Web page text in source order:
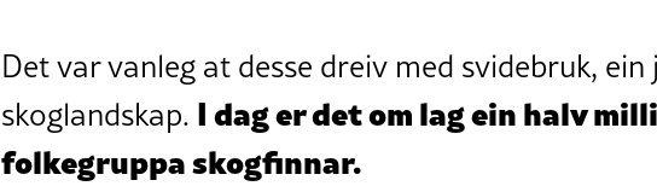
Det var vanleg at desse dreiv med svidebruk,
skoglandskap. I dag er det om lag ein halv
folkegruppa skogfinnar.